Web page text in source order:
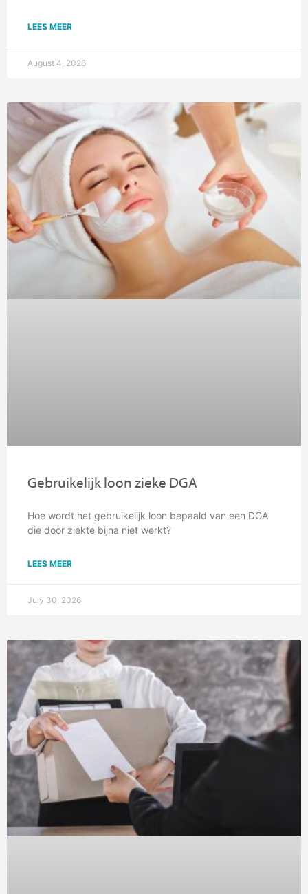
LEES MEER
August 4, 2026
Gebruikelijk loon zieke DGA
Hoe wordt het gebruikelijk loon bepaald van een DGA
die door ziekte bijna niet werkt?
LEES MEER
July 30, 2026